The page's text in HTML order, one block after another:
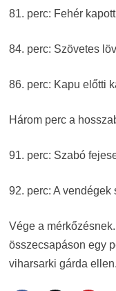
81. perc: Fehér
84. perc: Szövetes
86. perc: Kapu előtti
Három perc a
91. perc: Szabó
92. perc: A vendégek
Vége a
összecsapáson egy
viharsarki gárda ellen.